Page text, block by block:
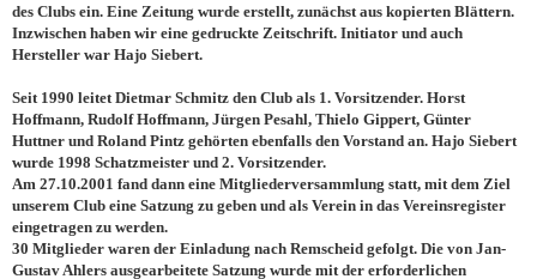
des Clubs ein. Eine Zeitung wurde erstellt, zunächst aus kopierten Blättern.
Inzwischen haben wir eine gedruckte Zeitschrift. Initiator und auch
Hersteller war Hajo Siebert.
Seit 1990 leitet Dietmar Schmitz den Club als 1. Vorsitzender. Horst
Hoffmann, Rudolf Hoffmann, Jürgen Pesahl, Thielo Gippert, Günter
Huttner und Roland Pintz gehörten ebenfalls den Vorstand an. Hajo Siebert
wurde 1998 Schatzmeister und 2. Vorsitzender.
Am 27.10.2001 fand dann eine Mitgliederversammlung statt, mit dem Ziel
unserem Club eine Satzung zu geben und als Verein in das Vereinsregister
eingetragen zu werden.
30 Mitglieder waren der Einladung nach Remscheid gefolgt. Die von Jan-
Gustav Ahlers ausgearbeitete Satzung wurde mit der erforderlichen